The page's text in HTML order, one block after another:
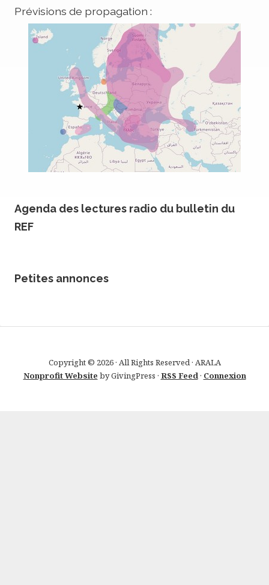
Prévisions de propagation :
Agenda des lectures radio du bulletin du
REF
Petites annonces
Copyright © 2026 · All Rights Reserved · ARALA
Nonprofit Website by GivingPress · RSS Feed· Connexion